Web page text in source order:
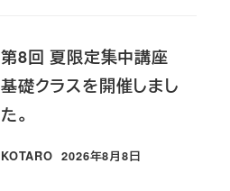
第8回 夏限定集中講座
基礎クラスを開催しまし
た。
KOTARO
投稿日
2026年8月8日